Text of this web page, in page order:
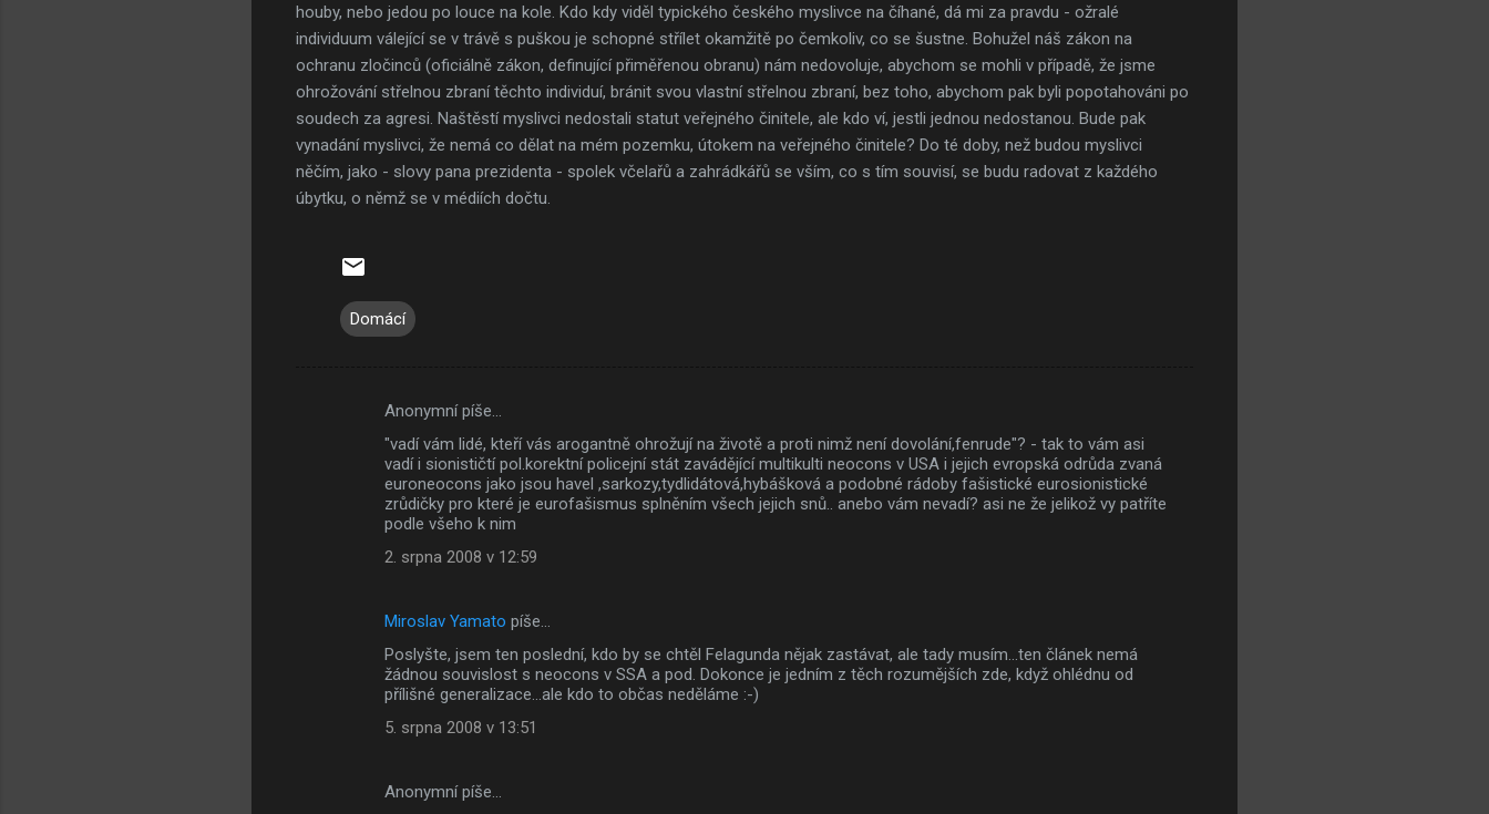
houby, nebo jedou po louce na kole. Kdo kdy viděl typického českého myslivce na číhané, dá mi za pravdu - ožralé
individuum válející se v trávě s puškou je schopné střílet okamžitě po čemkoliv, co se šustne. Bohužel náš zákon na
ochranu zločinců (oficiálně zákon, definující přiměřenou obranu) nám nedovoluje, abychom se mohli v případě, že jsme
ohrožování střelnou zbraní těchto individuí, bránit svou vlastní střelnou zbraní, bez toho, abychom pak byli popotahováni po
soudech za agresi. Naštěstí myslivci nedostali statut veřejného činitele, ale kdo ví, jestli jednou nedostanou. Bude pak
vynadání myslivci, že nemá co dělat na mém pozemku, útokem na veřejného činitele? Do té doby, než budou myslivci
něčím, jako - slovy pana prezidenta - spolek včelařů a zahrádkářů se vším, co s tím souvisí, se budu radovat z každého
úbytku, o němž se v médiích dočtu.
Domácí
Anonymní píše…
"vadí vám lidé, kteří vás arogantně ohrožují na životě a proti nimž není dovolání,fenrude"? - tak to vám asi
vadí i sionističtí pol.korektní policejní stát zavádějící multikulti neocons v USA i jejich evropská odrůda zvaná
euroneocons jako jsou havel ,sarkozy,tydlidátová,hybášková a podobné rádoby fašistické eurosionistické
zrůdičky pro které je eurofašismus splněním všech jejich snů.. anebo vám nevadí? asi ne že jelikož vy patříte
podle všeho k nim
2. srpna 2008 v 12:59
Miroslav Yamato píše…
Poslyšte, jsem ten poslední, kdo by se chtěl Felagunda nějak zastávat, ale tady musím...ten článek nemá
žádnou souvislost s neocons v SSA a pod. Dokonce je jedním z těch rozumějších zde, když ohlédnu od
přílišné generalizace...ale kdo to občas neděláme :-)
5. srpna 2008 v 13:51
Anonymní píše…